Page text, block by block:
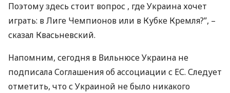
Поэтому здесь стоит вопрос , где Украина хочет
играть: в Лиге Чемпионов или в Кубке Кремля?”, –
сказал Квасьневский.
Напомним, сегодня в Вильнюсе Украина не
подписала Соглашения об ассоциации с ЕС. Следует
отметить, что с Украиной не было никакого